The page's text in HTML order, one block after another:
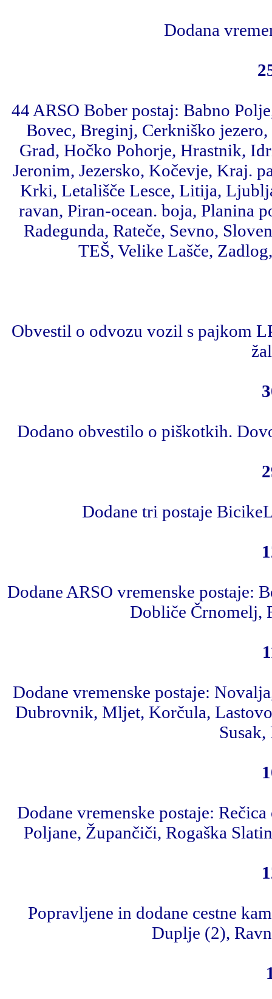
Dodana
44 ARSO Bober postaj: Babno
Bovec, Breginj, Cerkniško
Grad, Hočko Pohorje, Hrastnik,
Jeronim, Jezersko, Kočevje, Kraj.
Krki, Letališče Lesce, Litija,
ravan, Piran-ocean. boja, Planina
Radegunda, Rateče, Sevno,
TEŠ, Velike Lašče,
Obvestil o odvozu vozil s pajkom
Dodano obvestilo o piškotkih.
Dodane tri postaje
Dodane ARSO vremenske postaje:
Dobliče Črnomelj,
Dodane vremenske postaje:
Dubrovnik, Mljet, Korčula,
Dodane vremenske postaje:
Poljane, Župančiči, Rogaška
Popravljene in dodane cestne
Duplje (2),